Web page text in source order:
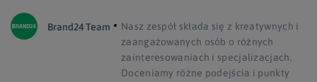
Brand24 Team
Nasz zespół składa się z kreatywnych i
zaangażowanych osób o różnych
zainteresowaniach i specjalizacjach.
Doceniamy różne podejścia i punkty